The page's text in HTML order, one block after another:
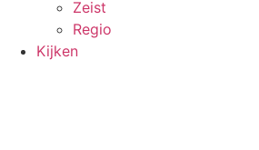
Zeist
Regio
Kijken